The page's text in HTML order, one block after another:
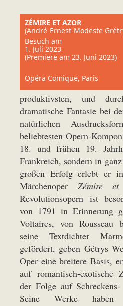
ZÉMIRE ET AZOR
(André-Ernest-Modeste
Besuch am
1. Juli 2023
(Premiere am 23. Juni 2023)
Opéra Comique, Paris
produktivsten, und
dramatische Fantasie bei
natürlichen
beliebtesten Opern-
18. und frühen 19.
Frankreich, sondern in
großen Erfolg erlebt er
Märchenoper Zémire
Revolutionsopern ist
von 1791 in Erinnerung
Voltaires, von Rousseau
seine Textdichter
gefördert, geben Gétrys
Oper eine breitere Basis,
auf romantisch-exotische
der Folge auf
Seine Werke